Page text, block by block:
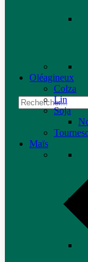
Oléagineux
Colza
Lin
Soja
Maïs